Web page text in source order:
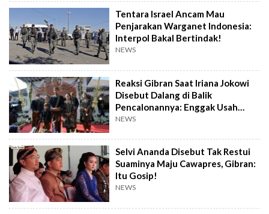
Tentara Israel Ancam Mau
Penjarakan Warganet Indonesia:
Interpol Bakal Bertindak!
NEWS
Reaksi Gibran Saat Iriana Jokowi
Disebut Dalang di Balik
Pencalonannya: Enggak Usah
Dibesar-besarkan
NEWS
Selvi Ananda Disebut Tak Restui
Suaminya Maju Cawapres, Gibran:
Itu Gosip!
NEWS